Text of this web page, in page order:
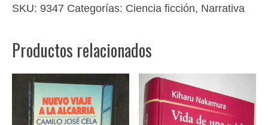
Gerra
SKU: 9347 Categorías: Ciencia ficción, Narrativa
Productos relacionados